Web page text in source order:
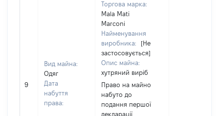
9
Вид майна:
Одяг
Дата
набуття
права:
Торгова марка:
Mala Mati
Marconi
Найменування
виробника:
[Не
застосовується]
Опис майна:
хутряний виріб
Право на майно
набуто до
подання першої
декларації